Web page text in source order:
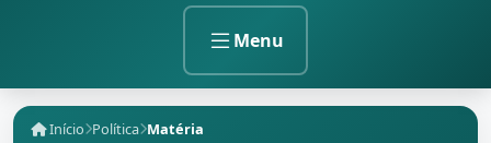
Menu
Início Política Matéria